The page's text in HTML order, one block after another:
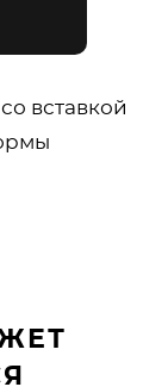
вставкой